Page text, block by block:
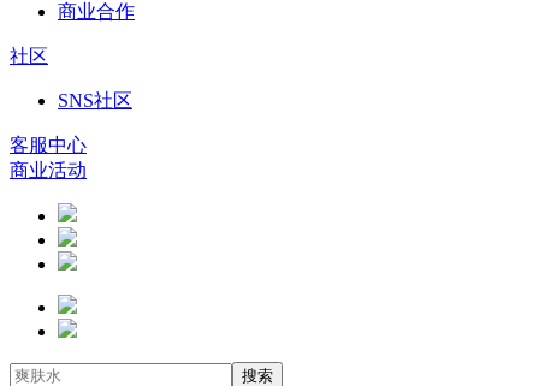
商业合作
社区
SNS社区
客服中心
商业活动
搜索